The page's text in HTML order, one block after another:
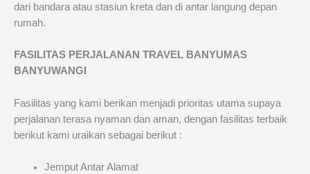
dari bandara atau stasiun kreta dan di antar langung depan
rumah.
FASILITAS PERJALANAN TRAVEL BANYUMAS
BANYUWANGI
Fasilitas yang kami berikan menjadi prioritas utama supaya
perjalanan terasa nyaman dan aman, dengan fasilitas terbaik
berikut kami uraikan sebagai berikut :
Jemput Antar Alamat